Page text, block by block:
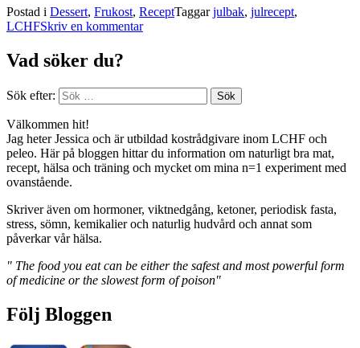
Postad i Dessert, Frukost, ReceptTaggarjulbak, julrecept,
LCHFSkriv en kommentar
Vad söker du?
Sök efter:
Välkommen hit!
Jag heter Jessica och är utbildad kostrådgivare inom LCHF och
peleo. Här på bloggen hittar du information om naturligt bra mat,
recept, hälsa och träning och mycket om mina n=1 experiment med
ovanstående.
Skriver även om hormoner, viktnedgång, ketoner, periodisk fasta,
stress, sömn, kemikalier och naturlig hudvård och annat som
påverkar vår hälsa.
" The food you eat can be either the safest and most powerful form
of medicine or the slowest form of poison"
Följ Bloggen